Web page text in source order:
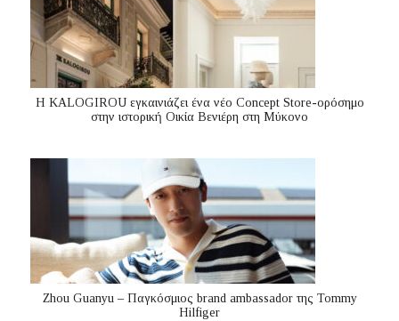
Η KALOGIROU εγκαινιάζει ένα νέο Concept Store-ορόσημο
στην ιστορική Οικία Βενιέρη στη Μύκονο
Zhou Guanyu – Παγκόσμιος brand ambassador της Tommy
Hilfiger